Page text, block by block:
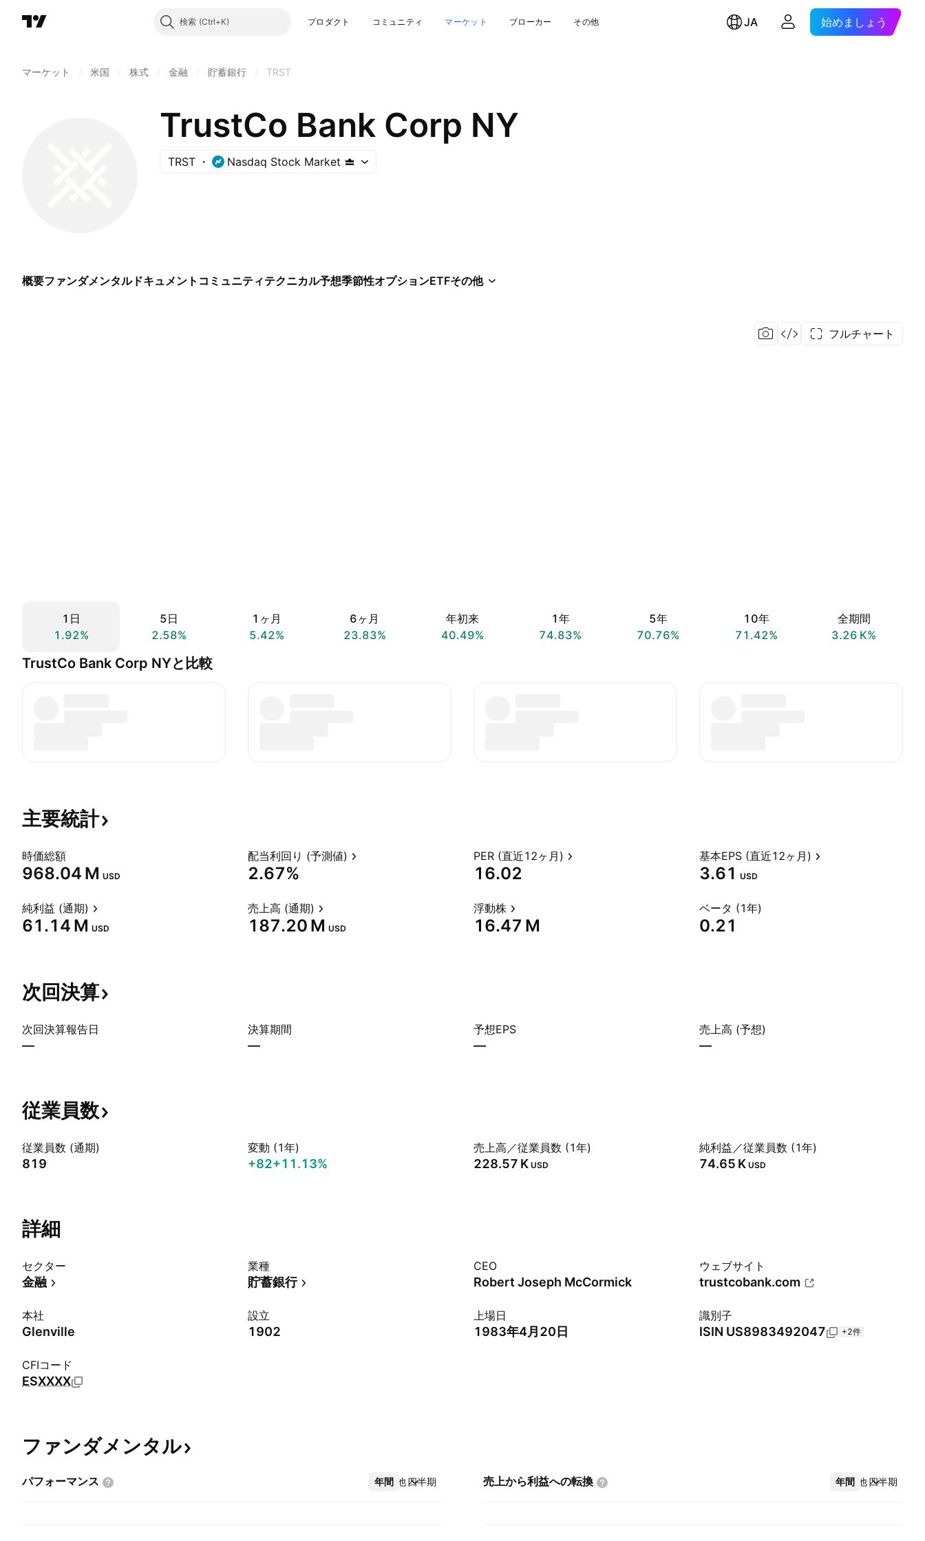
検索 プロダクト コミュニティ マーケット ブローカー その他 JA 始めましょう
マーケット 米国 株式 金融 貯蓄銀行 TRST
TrustCo Bank Corp NY
TRST Nasdaq Stock Market
概要ファンダメンタルドキュメント コミュニティテクニカル予想季節性オプションETFその他
フルチャート
1日
1.92%
5日
2.58%
1ヶ月
5.42%
6ヶ月
23.83%
年初来
40.49%
1年
74.83%
5年
70.76%
10年
71.42%
全期間
‪3.26 K‬%
TrustCo Bank Corp NYと比較
主要統計
時価総額
‪968.04 M‬ USD
配当利回り (予測値)
2.67%
PER (直近12ヶ月)
16.02
基本EPS (直近12ヶ月)
3.61 USD
純利益 (通期)
‪61.14 M‬ USD
売上高 (通期)
‪187.20 M‬ USD
浮動株
‪16.47 M‬
ベータ (1年)
0.21
次回決算
次回決算報告日
—
決算期間
—
予想EPS
—
売上高 (予想)
—
従業員数
従業員数 (通期)
819
変動 (1年)
+82+11.13%
売上高／従業員数 (1年)
‪228.57 K‬ USD
純利益／従業員数 (1年)
‪74.65 K‬ USD
詳細
セクター
金融
業種
貯蓄銀行
CEO
Robert Joseph McCormick
ウェブサイト
trustcobank.com
本社
Glenville
設立
1902
上場日
1983年4月20日
識別子
ISIN US8983492047 +2件
CFIコード
ESXXXX
ファンダメンタル
パフォーマンス 年間 四半期
その他 売上から利益への転換 年間 四半期
その他